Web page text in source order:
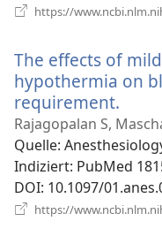
https://
The effects of
hypothermia on
requirement.
Rajagopalan S,
Quelle‎:
Indiziert‎: PubMed
DOI‎: 10.1097/
https://